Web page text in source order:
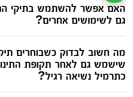
האם אפשר להשתמש בתיקי
גם לשימושים אחרים?
מה חשוב לבדוק כשבוחרים
שישמש גם לאחר תקופת
כתרמיל נשיאה רגיל?